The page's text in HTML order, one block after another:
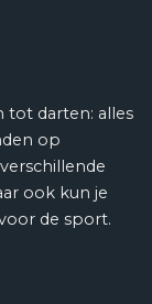
tot darten: alles
op
ook kun je
de sport.